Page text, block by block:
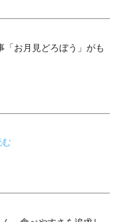
お月見どろぼう」がも